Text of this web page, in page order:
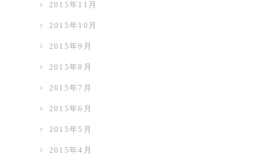
2015年11月
2015年10月
2015年9月
2015年8月
2015年7月
2015年6月
2015年5月
2015年4月